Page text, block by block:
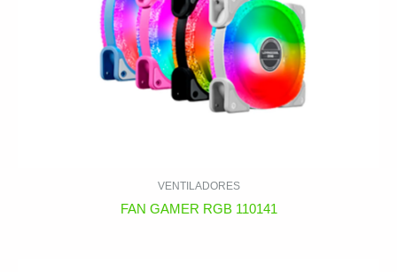
VENTILADORES
FAN GAMER RGB 110141